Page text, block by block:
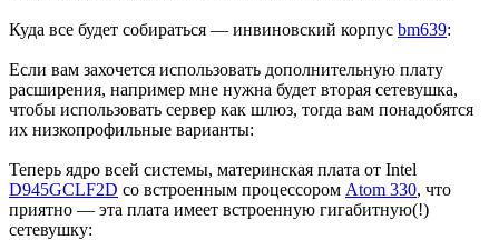
Куда все будет собираться — инвиновский корпус bm639:
Если вам захочется использовать дополнительную плату
расширения, например мне нужна будет вторая сетевушка,
чтобы использовать сервер как шлюз, тогда вам понадобятся
их низкопрофильные варианты:
Теперь ядро всей системы, материнская плата от Intel
D945GCLF2D со встроенным процессором Atom 330, что
приятно — эта плата имеет встроенную гигабитную(!)
сетевушку: